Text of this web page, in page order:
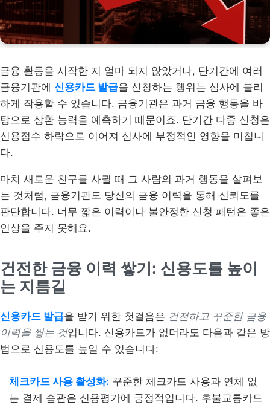
금융 활동을 시작한 지 얼마 되지 않았거나, 단기간에 여러
금융기관에 신용카드 발급을 신청하는 행위는 심사에 불리
하게 작용할 수 있습니다. 금융기관은 과거 금융 행동을 바
탕으로 상환 능력을 예측하기 때문이죠. 단기간 다중 신청은
신용점수 하락으로 이어져 심사에 부정적인 영향을 미칩니
다.
마치 새로운 친구를 사귈 때 그 사람의 과거 행동을 살펴보
는 것처럼, 금융기관도 당신의 금융 이력을 통해 신뢰도를
판단합니다. 너무 짧은 이력이나 불안정한 신청 패턴은 좋은
인상을 주지 못해요.
건전한 금융 이력 쌓기: 신용도를 높이
는 지름길
신용카드 발급을 받기 위한 첫걸음은 건전하고 꾸준한 금융
이력을 쌓는 것입니다. 신용카드가 없더라도 다음과 같은 방
법으로 신용도를 높일 수 있습니다:
체크카드 사용 활성화: 꾸준한 체크카드 사용과 연체 없
는 결제 습관은 신용평가에 긍정적입니다. 후불교통카드